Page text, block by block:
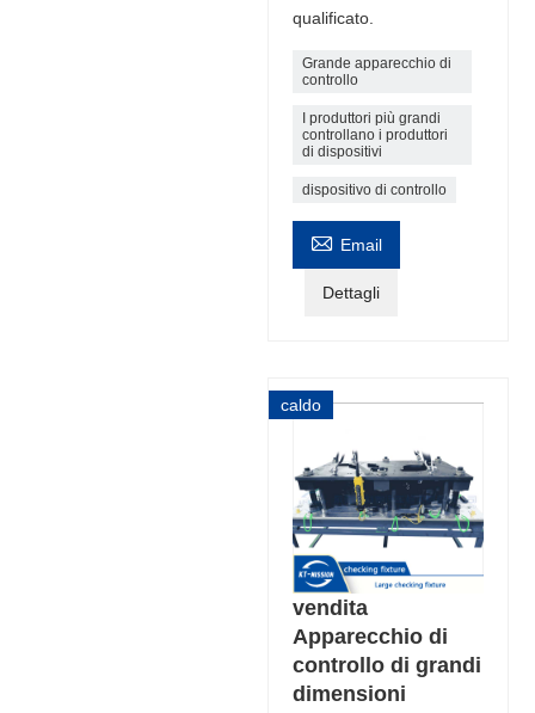
qualificato.
Grande apparecchio di
controllo
I produttori più grandi
controllano i produttori
di dispositivi
dispositivo di controllo
 Email
Dettagli
caldo
vendita
Apparecchio di
controllo di grandi
dimensioni